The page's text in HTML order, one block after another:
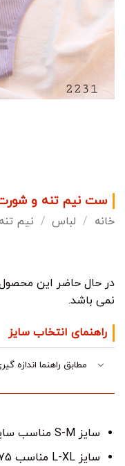
ست نیم تنه و
خانه / لباس / نیم تنه
در حال حاضر این
نمی باشد.
راهنمای انتخاب سایز
مطابق راهنما اندازه
سایز S-M مناسب سایز 60-65-70
سایز L-XL مناسب 75-80